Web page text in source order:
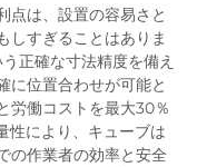
点は、設置の容易さと
しすぎることはありま
正確な寸法精度を備え
に位置合わせが可能と
労働コストを最大30％
性により、キューブは
の作業者の効率と安全